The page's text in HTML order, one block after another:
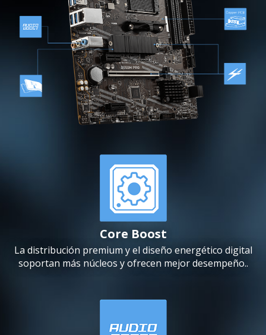
Core Boost
La distribución premium y el diseño energético digital
soportan más núcleos y ofrecen mejor desempeño..